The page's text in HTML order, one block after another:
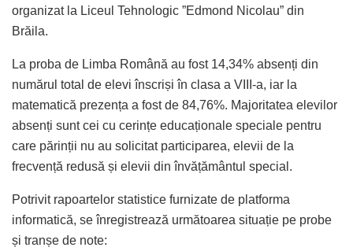
organizat la Liceul Tehnologic ”Edmond Nicolau” din
Brăila.
La proba de Limba Română au fost 14,34% absenți din
numărul total de elevi înscriși în clasa a VIII-a, iar la
matematică prezența a fost de 84,76%. Majoritatea elevilor
absenți sunt cei cu cerințe educaționale speciale pentru
care părinții nu au solicitat participarea, elevii de la
frecvență redusă și elevii din învățământul special.
Potrivit rapoartelor statistice furnizate de platforma
informatică, se înregistrează următoarea situație pe probe
și tranșe de note: